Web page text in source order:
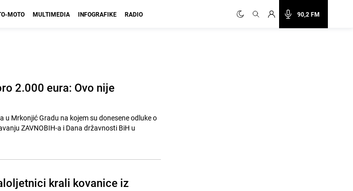
90,2 FM
MOTO MULTIMEDIA INFOGRAFIKE RADIO
2.000 eura: Ovo nije
u Mrkonjić Gradu na kojem su donesene odluke o
krali kovanice iz